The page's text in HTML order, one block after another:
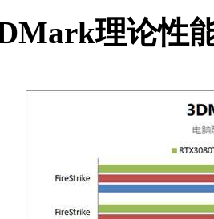
理论性